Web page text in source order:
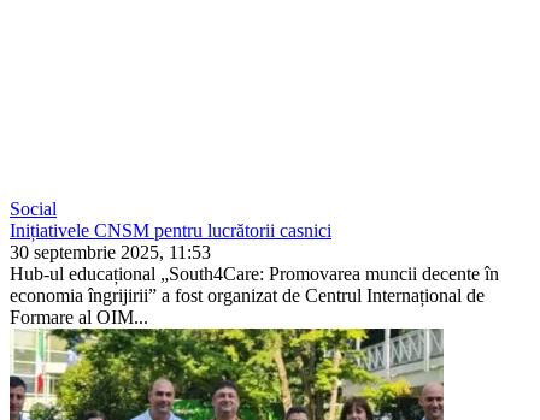
Social
Inițiativele CNSM pentru lucrătorii casnici
30 septembrie 2025, 11:53
Hub-ul educațional „South4Care: Promovarea muncii decente în
economia îngrijirii” a fost organizat de Centrul Internațional de
Formare al OIM...